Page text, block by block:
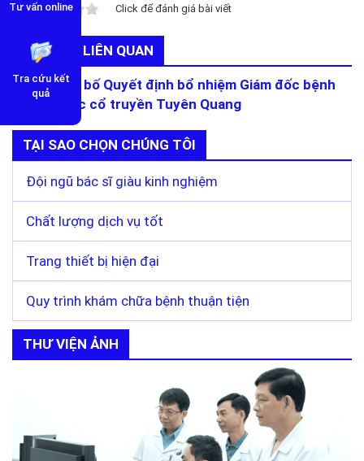
Click để đánh giá bài viết
TIN TỨC LIÊN QUAN
Lễ công bố Quyết định bổ nhiệm Giám đốc bệnh
viện Y dược cổ truyền Tuyên Quang
TẠI SAO CHỌN CHÚNG TÔI
Đội ngũ bác sĩ giàu kinh nghiệm
Chất lượng dịch vụ tốt
Trang thiết bị hiện đại
Quy trình khám chữa bệnh thuận tiện
THƯ VIỆN ẢNH
Tư vấn online
Tra cứu kết
quả